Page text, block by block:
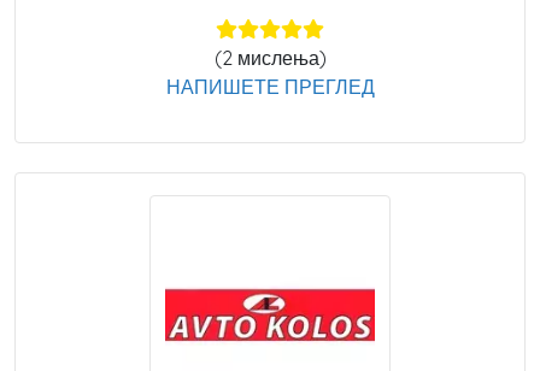
(2 мислења)
НАПИШЕТЕ ПРЕГЛЕД